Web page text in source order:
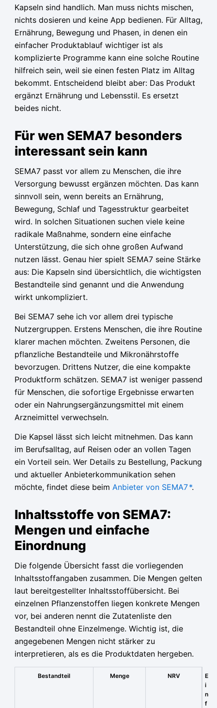
Kapseln sind handlich. Man muss nichts mischen,
nichts dosieren und keine App bedienen. Für Alltag,
Ernährung, Bewegung und Phasen, in denen ein
einfacher Produktablauf wichtiger ist als
komplizierte Programme kann eine solche Routine
hilfreich sein, weil sie einen festen Platz im Alltag
bekommt. Entscheidend bleibt aber: Das Produkt
ergänzt Ernährung und Lebensstil. Es ersetzt
beides nicht.
Für wen SEMA7 besonders
interessant sein kann
SEMA7 passt vor allem zu Menschen, die ihre
Versorgung bewusst ergänzen möchten. Das kann
sinnvoll sein, wenn bereits an Ernährung,
Bewegung, Schlaf und Tagesstruktur gearbeitet
wird. In solchen Situationen suchen viele keine
radikale Maßnahme, sondern eine einfache
Unterstützung, die sich ohne großen Aufwand
nutzen lässt. Genau hier spielt SEMA7 seine Stärke
aus: Die Kapseln sind übersichtlich, die wichtigsten
Bestandteile sind genannt und die Anwendung
wirkt unkompliziert.
Bei SEMA7 sehe ich vor allem drei typische
Nutzergruppen. Erstens Menschen, die ihre Routine
klarer machen möchten. Zweitens Personen, die
pflanzliche Bestandteile und Mikronährstoffe
bevorzugen. Drittens Nutzer, die eine kompakte
Produktform schätzen. SEMA7 ist weniger passend
für Menschen, die sofortige Ergebnisse erwarten
oder ein Nahrungsergänzungsmittel mit einem
Arzneimittel verwechseln.
Die Kapsel lässt sich leicht mitnehmen. Das kann
im Berufsalltag, auf Reisen oder an vollen Tagen
ein Vorteil sein. Wer Details zu Bestellung, Packung
und aktueller Anbieterkommunikation sehen
möchte, findet diese beim Anbieter von SEMA7*.
Inhaltsstoffe von SEMA7:
Mengen und einfache
Einordnung
Die folgende Übersicht fasst die vorliegenden
Inhaltsstoffangaben zusammen. Die Mengen gelten
laut bereitgestellter Inhaltsstoffübersicht. Bei
einzelnen Pflanzenstoffen liegen konkrete Mengen
vor, bei anderen nennt die Zutatenliste den
Bestandteil ohne Einzelmenge. Wichtig ist, die
angegebenen Mengen nicht stärker zu
interpretieren, als es die Produktdaten hergeben.
Bestandteil Menge NRV
E
i
n
f